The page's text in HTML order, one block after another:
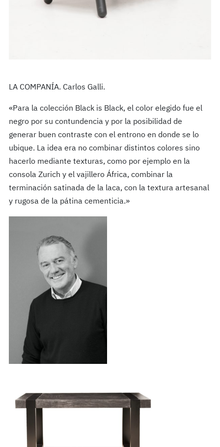
LA COMPANÍA. Carlos Galli.
«Para la colección Black is Black, el color elegido fue el
negro por su contundencia y por la posibilidad de
generar buen contraste con el entrono en donde se lo
ubique. La idea era no combinar distintos colores sino
hacerlo mediante texturas, como por ejemplo en la
consola Zurich y el vajillero África, combinar la
terminación satinada de la laca, con la textura artesanal
y rugosa de la pátina cementicia.»